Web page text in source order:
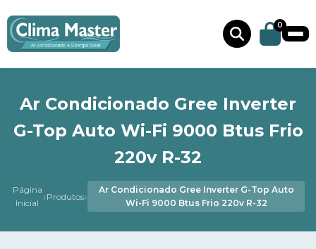
0
Ar Condicionado Gree Inverter
G-Top Auto Wi-Fi 9000 Btus Frio
220v R-32
Página
Inicial ›Produtos›
Ar Condicionado Gree Inverter G-Top Auto
Wi-Fi 9000 Btus Frio 220v R-32